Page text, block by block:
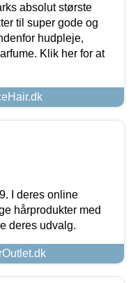
absolut største
til super gode og
hudpleje,
Klik her for at
I deres online
hårprodukter med
deres udvalg.